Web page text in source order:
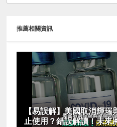
推薦相關資訊
【易誤解】美國取消輝
止使用？錯誤解讀！未來